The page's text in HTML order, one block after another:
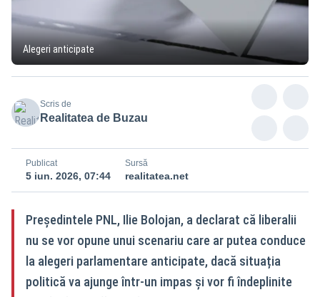
Alegeri anticipate
Scris de
Realitatea de Buzau
Publicat
5 iun. 2026, 07:44
Sursă
realitatea.net
Președintele PNL, Ilie Bolojan, a declarat că liberalii
nu se vor opune unui scenariu care ar putea conduce
la alegeri parlamentare anticipate, dacă situația
politică va ajunge într-un impas și vor fi îndeplinite